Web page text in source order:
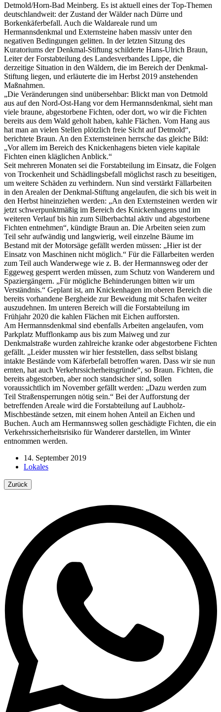
Detmold/Horn-Bad Meinberg. Es ist aktuell eines der Top-Themen
deutschlandweit: der Zustand der Wälder nach Dürre und
Borkenkäferbefall. Auch die Waldareale rund um
Hermannsdenkmal und Externsteine haben massiv unter den
negativen Bedingungen gelitten. In der letzten Sitzung des
Kuratoriums der Denkmal-Stiftung schilderte Hans-Ulrich Braun,
Leiter der Forstabteilung des Landesverbandes Lippe, die
derzeitige Situation in den Wäldern, die im Bereich der Denkmal-
Stiftung liegen, und erläuterte die im Herbst 2019 anstehenden
Maßnahmen.
„Die Veränderungen sind unübersehbar: Blickt man von Detmold
aus auf den Nord-Ost-Hang vor dem Hermannsdenkmal, sieht man
viele braune, abgestorbene Fichten, oder dort, wo wir die Fichten
bereits aus dem Wald geholt haben, kahle Flächen. Vom Hang aus
hat man an vielen Stellen plötzlich freie Sicht auf Detmold“,
berichtete Braun. An den Externsteinen herrsche das gleiche Bild:
„Vor allem im Bereich des Knickenhagens bieten viele kapitale
Fichten einen kläglichen Anblick.“
Seit mehreren Monaten sei die Forstabteilung im Einsatz, die Folgen
von Trockenheit und Schädlingsbefall möglichst rasch zu beseitigen,
um weitere Schäden zu verhindern. Nun sind verstärkt Fällarbeiten
in den Arealen der Denkmal-Stiftung angelaufen, die sich bis weit in
den Herbst hineinziehen werden: „An den Externsteinen werden wir
jetzt schwerpunktmäßig im Bereich des Knickenhagens und im
weiteren Verlauf bis hin zum Silberbachtal aktiv und abgestorbene
Fichten entnehmen“, kündigte Braun an. Die Arbeiten seien zum
Teil sehr aufwändig und langwierig, weil einzelne Bäume im
Bestand mit der Motorsäge gefällt werden müssen: „Hier ist der
Einsatz von Maschinen nicht möglich.“ Für die Fällarbeiten werden
zum Teil auch Wanderwege wie z. B. der Hermannsweg oder der
Eggeweg gesperrt werden müssen, zum Schutz von Wanderern und
Spaziergängern. „Für mögliche Behinderungen bitten wir um
Verständnis.“ Geplant ist, am Knickenhagen im oberen Bereich die
bereits vorhandene Bergheide zur Beweidung mit Schafen weiter
auszudehnen. Im unteren Bereich will die Forstabteilung im
Frühjahr 2020 die kahlen Flächen mit Eichen aufforsten.
Am Hermannsdenkmal sind ebenfalls Arbeiten angelaufen, vom
Parkplatz Mufflonkamp aus bis zum Maiweg und zur
Denkmalstraße wurden zahlreiche kranke oder abgestorbene Fichten
gefällt. „Leider mussten wir hier feststellen, dass selbst bislang
intakte Bestände vom Käferbefall betroffen waren. Dass wir sie nun
ernten, hat auch Verkehrssicherheitsgründe“, so Braun. Fichten, die
bereits abgestorben, aber noch standsicher sind, sollen
voraussichtlich im November gefällt werden: „Dazu werden zum
Teil Straßensperrungen nötig sein.“ Bei der Aufforstung der
betreffenden Areale wird die Forstabteilung auf Laubholz-
Mischbestände setzen, mit einem hohen Anteil an Eichen und
Buchen. Auch am Hermannsweg sollen geschädigte Fichten, die ein
Verkehrssicherheitsrisiko für Wanderer darstellen, im Winter
entnommen werden.
14. September 2019
Lokales